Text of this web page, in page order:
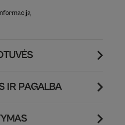
IR PAGALBA